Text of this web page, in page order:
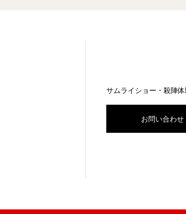
サムライショー・殺陣
お問い合わせ